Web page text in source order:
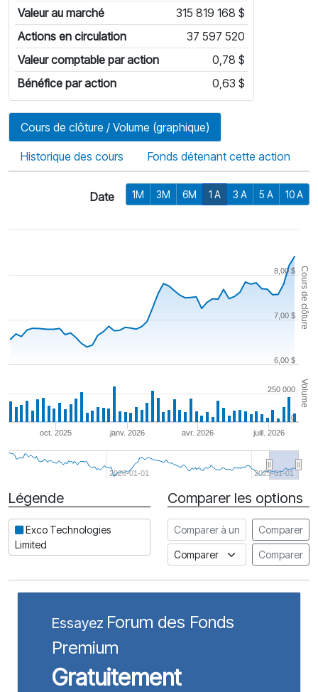
Valeur au marché
315 819 168 $
Actions en circulation
37 597 520
Valeur comptable par action
0,78 $
Bénéfice par action
0,63 $
Cours de clôture / Volume (graphique)
Historique des cours Fonds détenant cette action
Date 1M 3M 6M 1 A 3 A 5 A 10 A
Cours de clôture
Volume
janv. 2026
oct. 2025 avr. 2026 juill. 2026
2020-01-01 2025-01-01
6,00 $
8,00 $
7,00 $
0
250 000
Date
Légende
Exco Technologies
Limited
Comparer les options
Comparer à une autre action
Comparer
Comparer à un indiceComparer
Essayez Forum des Fonds
Premium
Gratuitement